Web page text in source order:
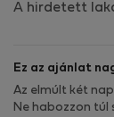
A hirdetett
Ez az ajánlat
Az elmúlt két
Ne habozzon túl